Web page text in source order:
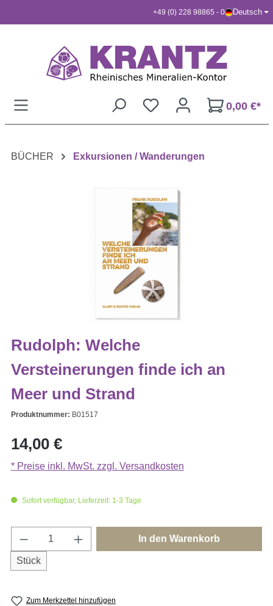
+49 (0) 228 98865 - 0 Deutsch
0,00 €*
BÜCHER Exkursionen / Wanderungen
Rudolph: Welche
Versteinerungen finde ich an
Meer und Strand
Produktnummer: B01517
Regulärer Preis:
14,00 €
* Preise inkl. MwSt. zzgl. Versandkosten
Sofort verfügbar, Lieferzeit: 1-3 Tage
Produkt Anzahl: Gib den gewünschten
Stück
In den Warenkorb
Zum Merkzettel hinzufügen